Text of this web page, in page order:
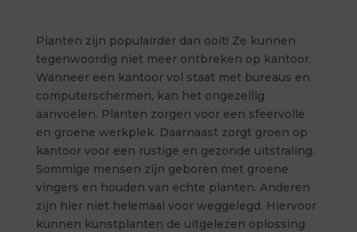
Planten zijn populairder dan ooit! Ze kunnen
tegenwoordig niet meer ontbreken op kantoor.
Wanneer een kantoor vol staat met bureaus en
computerschermen, kan het ongezellig
aanvoelen. Planten zorgen voor een sfeervolle
en groene werkplek. Daarnaast zorgt groen op
kantoor voor een rustige en gezonde uitstraling.
Sommige mensen zijn geboren met groene
vingers en houden van echte planten. Anderen
zijn hier niet helemaal voor weggelegd. Hiervoor
kunnen kunstplanten de uitgelezen oplossing